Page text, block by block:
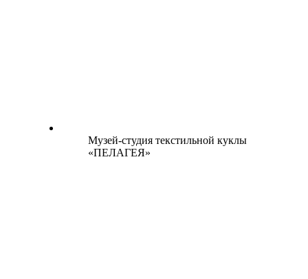
Музей-студия текстильной куклы
«ПЕЛАГЕЯ»